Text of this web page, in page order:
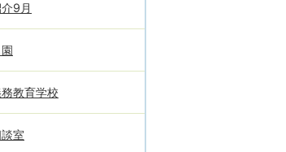
9月
教育学校
室